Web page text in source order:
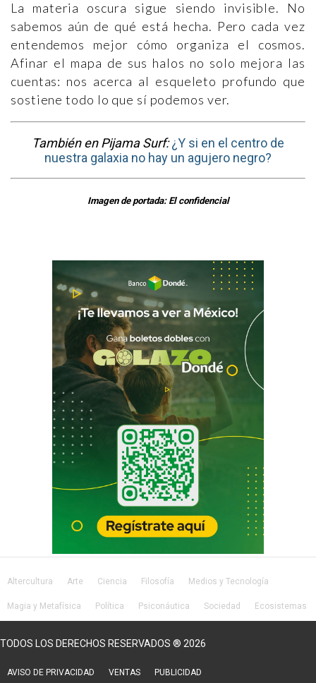
La materia oscura sigue siendo invisible. No
sabemos aún de qué está hecha. Pero cada vez
entendemos mejor cómo organiza el cosmos.
Afinar el mapa de sus halos no solo mejora las
cuentas: nos acerca al esqueleto profundo que
sostiene todo lo que sí podemos ver.
También en Pijama Surf:¿Y si en el centro de
nuestra galaxia no hay un agujero negro?
Imagen de portada: El confidencial
Altercultura Arte Ciencia Filosofía Medios y Tecnología
Magia y Metafísica Política Psiconáutica Sociedad Ecosistemas
TODOS LOS DERECHOS RESERVADOS ® 2026
AVISO DE PRIVACIDAD VENTAS PUBLICIDAD